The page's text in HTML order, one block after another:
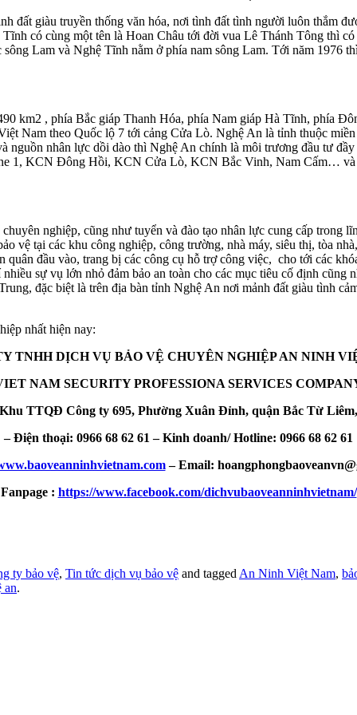
đất giàu truyền thống văn hóa, nơi tình đất tình người luôn thắm
có cùng một tên là Hoan Châu tới đời vua Lê Thánh Tông thì
Lam và Nghệ Tĩnh nằm ở phía nam sông Lam. Tới năm 1976
km2 , phía Bắc giáp Thanh Hóa, phía Nam giáp Hà Tĩnh, phía
Nam theo Quốc lộ 7 tới cảng Cửa Lò. Nghệ An là tỉnh thuộc
nhân lực dồi dào thì Nghệ An chính là môi trương đầu tư
KCN Đông Hồi, KCN Cửa Lò, KCN Bắc Vinh, Nam Cấm… và
nghiệp, cũng như tuyển và đào tạo nhân lực cung cấp
vệ tại các khu công nghiệp, công trường, nhà máy, siêu thị, tòa
quân đầu vào, trang bị các công cụ hỗ trợ công việc, cho tới các
sự vụ lớn nhỏ đảm bảo an toàn cho các mục tiêu cố định
đặc biệt là trên địa bàn tỉnh Nghệ An nơi mảnh đất giàu tình
nhất hiện nay:
TNHH DỊCH VỤ BẢO VỆ CHUYÊN NGHIỆP AN NINH
NAM SECURITY PROFESSIONA SERVICES
Khu TTQĐ Công ty 695, Phường Xuân Đỉnh, quận Bắc Từ
– Điện thoại: 0966 68 62 61 – Kinh doanh/ Hotline: 0966 68 62 61
– Email:
Fanpage : https://www.facebook.com/dichvubaoveanninhvietnam/
ty bảo vệ, Tin tức dịch vụ bảo vệ and tagged An Ninh Việt Nam,
an.